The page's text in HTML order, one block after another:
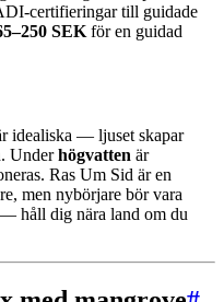
certifieringar till guidade
SEK för en guidad
idealiska — ljuset skapar
Underhögvatten är
Ras Um Sid är en
men nybörjare bör vara
håll dig nära land om du